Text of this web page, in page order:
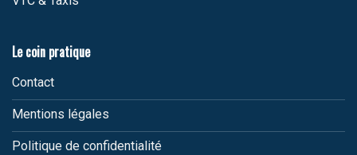
Le coin pratique
Contact
Mentions légales
Politique de confidentialité